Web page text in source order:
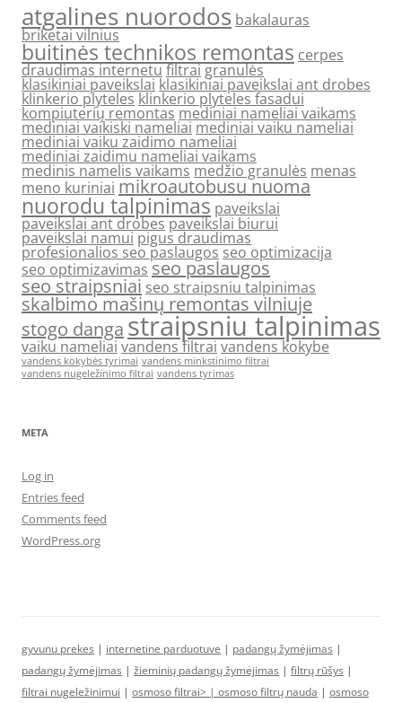
atgalines nuorodos bakalauras
briketai vilnius
buitinės technikos remontas cerpes
draudimas internetufiltraigranulės
klasikiniai paveikslai klasikiniai paveikslai ant drobes
klinkerio plyteles klinkerio plyteles fasadui
kompiuterių remontas mediniai nameliai vaikams
mediniai vaikiski nameliai mediniai vaiku nameliai
mediniai vaiku zaidimo nameliai
mediniai zaidimu nameliai vaikams
medinis namelis vaikams medžio granulės menas
meno kuriniai mikroautobusu nuoma
nuorodu talpinimas paveikslai
paveikslai ant drobespaveikslai biurui
paveikslai namui pigus draudimas
profesionalios seo paslaugos seo optimizacija
seo optimizavimas seo paslaugos
seo straipsniai seo straipsniu talpinimas
skalbimo mašinų remontas vilniuje
stogo danga straipsniu talpinimas
vaiku nameliai vandens filtrai vandens kokybe
vandens kokybės tyrimai vandens minkstinimo filtrai
vandens nugeležinimo filtrai vandens tyrimas
META
Log in
Entries feed
Comments feed
WordPress.org
gyvunu prekes | internetine parduotuve | padangų žymėjimas |
padangų žymėjimas | žieminių padangų žymėjimas | filtrų rūšys |
filtrai nugeležinimui | osmoso filtrai> | osmoso filtrų nauda | osmoso